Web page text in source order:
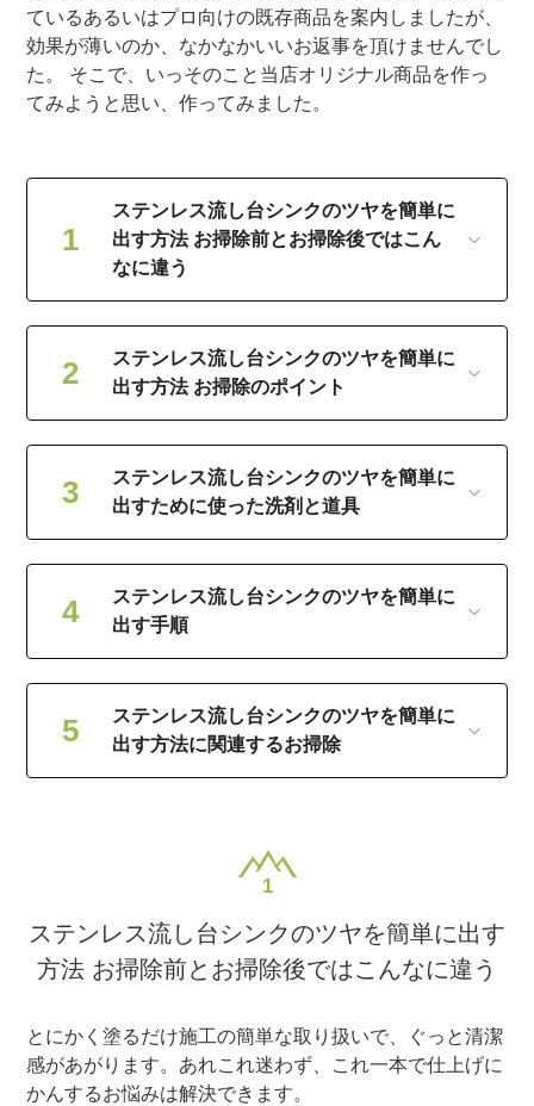
ているあるいはプロ向けの既存商品を案内しましたが、
効果が薄いのか、なかなかいいお返事を頂けませんでし
た。 そこで、いっそのこと当店オリジナル商品を作っ
てみようと思い、作ってみました。
ステンレス流し台シンクのツヤを簡単に
出す方法 お掃除前とお掃除後ではこん
なに違う
ステンレス流し台シンクのツヤを簡単に
出す方法 お掃除のポイント
ステンレス流し台シンクのツヤを簡単に
出すために使った洗剤と道具
ステンレス流し台シンクのツヤを簡単に
出す手順
ステンレス流し台シンクのツヤを簡単に
出す方法に関連するお掃除
ステンレス流し台シンクのツヤを簡単に出す
方法 お掃除前とお掃除後ではこんなに違う
とにかく塗るだけ施工の簡単な取り扱いで、ぐっと清潔
感があがります。あれこれ迷わず、これ一本で仕上げに
かんするお悩みは解決できます。